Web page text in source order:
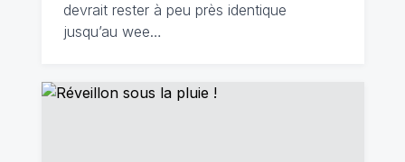
devrait rester à peu près identique
jusqu’au wee…